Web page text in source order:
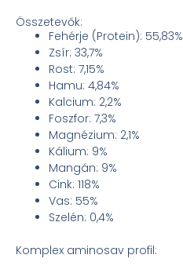
Összetevők:
Fehérje (Protein): 55,83%
Zsír: 33,7%
Rost: 7,15%
Hamu: 4,84%
Kalcium: 2,2%
Foszfor: 7,3%
Magnézium: 2,1%
Kálium: 9%
Mangán: 9%
Cink: 118%
Vas: 55%
Szelén: 0,4%
Komplex aminosav profil: